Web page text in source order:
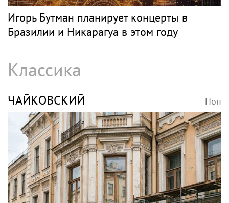
Игорь Бутман планирует концерты в
Бразилии и Никарагуа в этом году
Классика
ЧАЙКОВСКИЙ Поп